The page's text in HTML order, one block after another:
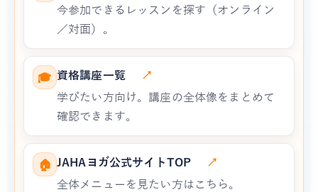
今参加できるレッスンを探す（オンライン
／対面）。
🎓 資格講座一覧
↗
学びたい方向け。講座の全体像をまとめて
確認できます。
🏠 JAHAヨガ公式サイトTOP
↗
全体メニューを見たい方はこちら。